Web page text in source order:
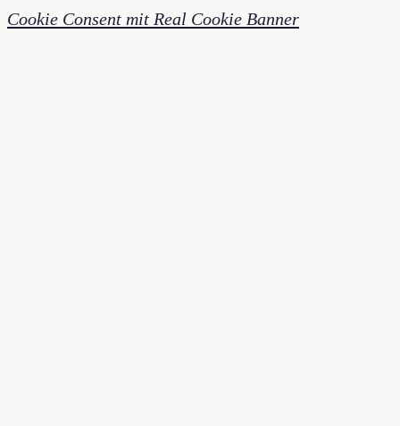
Cookie Consent mit Real Cookie Banner